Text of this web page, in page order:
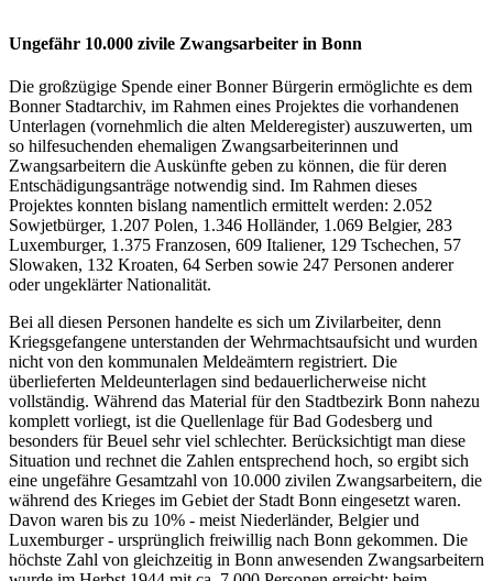
Ungefähr 10.000 zivile Zwangsarbeiter in Bonn
Die großzügige Spende einer Bonner Bürgerin ermöglichte es dem
Bonner Stadtarchiv, im Rahmen eines Projektes die vorhandenen
Unterlagen (vornehmlich die alten Melderegister) auszuwerten, um
so hilfesuchenden ehemaligen Zwangsarbeiterinnen und
Zwangsarbeitern die Auskünfte geben zu können, die für deren
Entschädigungsanträge notwendig sind. Im Rahmen dieses
Projektes konnten bislang namentlich ermittelt werden: 2.052
Sowjetbürger, 1.207 Polen, 1.346 Holländer, 1.069 Belgier, 283
Luxemburger, 1.375 Franzosen, 609 Italiener, 129 Tschechen, 57
Slowaken, 132 Kroaten, 64 Serben sowie 247 Personen anderer
oder ungeklärter Nationalität.
Bei all diesen Personen handelte es sich um Zivilarbeiter, denn
Kriegsgefangene unterstanden der Wehrmachtsaufsicht und wurden
nicht von den kommunalen Meldeämtern registriert. Die
überlieferten Meldeunterlagen sind bedauerlicherweise nicht
vollständig. Während das Material für den Stadtbezirk Bonn nahezu
komplett vorliegt, ist die Quellenlage für Bad Godesberg und
besonders für Beuel sehr viel schlechter. Berücksichtigt man diese
Situation und rechnet die Zahlen entsprechend hoch, so ergibt sich
eine ungefähre Gesamtzahl von 10.000 zivilen Zwangsarbeitern, die
während des Krieges im Gebiet der Stadt Bonn eingesetzt waren.
Davon waren bis zu 10% - meist Niederländer, Belgier und
Luxemburger - ursprünglich freiwillig nach Bonn gekommen. Die
höchste Zahl von gleichzeitig in Bonn anwesenden Zwangsarbeitern